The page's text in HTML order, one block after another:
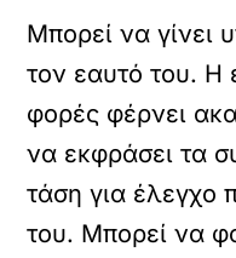
Μπορεί να γίνει
τον εαυτό του. Η
φορές φέρνει
να εκφράσει τα
τάση για έλεγχο
του. Μπορεί να